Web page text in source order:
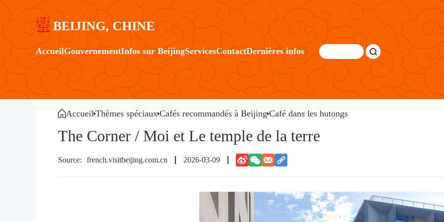
BEIJING, CHINE
AccueilGouvernementInfos sur BeijingServicesContactDernières infos
Accueil Thèmes spéciaux Cafés recommandés à Beijing Café dans les hutongs
The Corner / Moi et Le temple de la terre
french.visitbeijing.com.cn 2026-03-09